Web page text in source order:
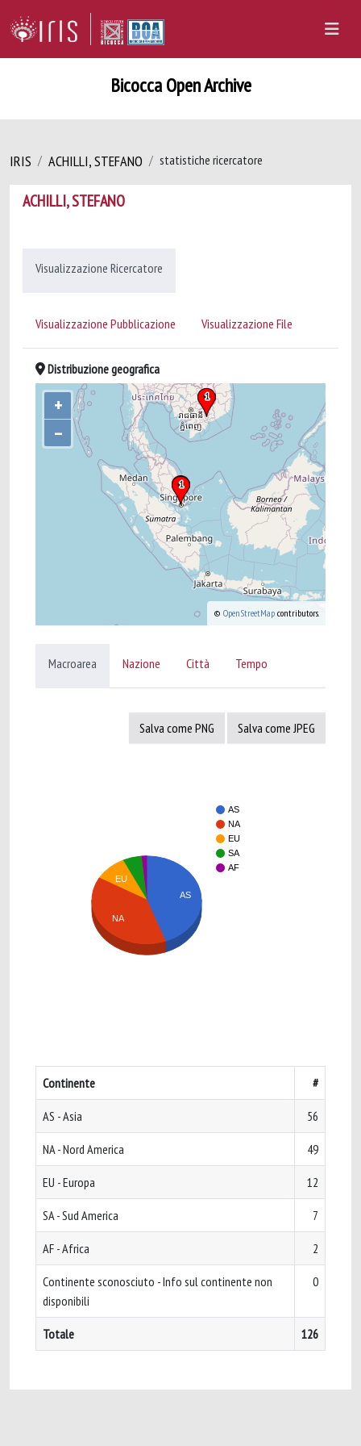
Bicocca Open Archive
IRIS ACHILLI, STEFANO statistiche ricercatore
ACHILLI, STEFANO
Visualizzazione Ricercatore
Visualizzazione Pubblicazione Visualizzazione File
Distribuzione geografica
+
–
© OpenStreetMap contributors.
Macroarea Nazione Città Tempo
Salva come PNG Salva come JPEG
AS
NA
EU
SA
AF
AS
EU
NA
Continente #
AS - Asia 56
NA - Nord America 49
EU - Europa 12
SA - Sud America 7
AF - Africa 2
Continente sconosciuto - Info sul continente non
disponibili
0
Totale 126